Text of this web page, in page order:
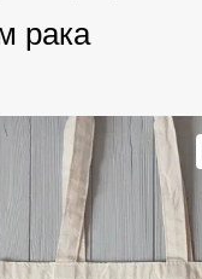
рака